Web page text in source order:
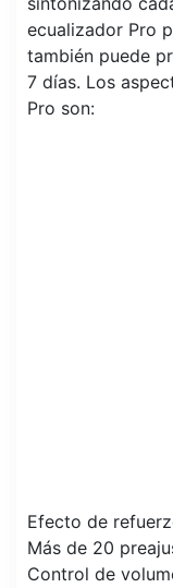
ecualizador Pro
también puede
7 días. Los
Pro son:
Efecto de
Más de 20
Control de